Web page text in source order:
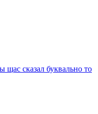
щас сказал буквально то